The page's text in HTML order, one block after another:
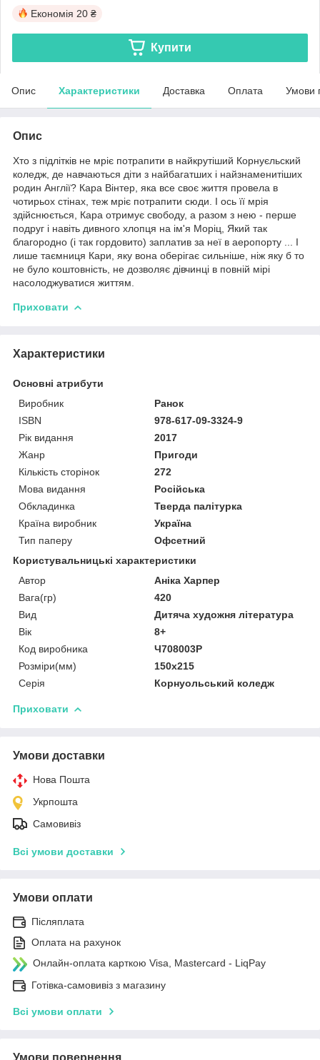
Економія 20 ₴
Купити
Опис Характеристики Доставка Оплата Умови
Опис
Хто з підлітків не мріє потрапити в найкрутіший Корнуєльский
коледж, де навчаються діти з найбагатших і найзнаменитіших
родин Англії? Кара Вінтер, яка все своє життя провела в
чотирьох стінах, теж мріє потрапити сюди. І ось її мрія
здійснюється, Кара отримує свободу, а разом з нею - перше
подруг і навіть дивного хлопця на ім'я Моріц, Який так
благородно (і так гордовито) заплатив за неї в аеропорту ... І
лише таємниця Кари, яку вона оберігає сильніше, ніж яку б то
не було коштовність, не дозволяє дівчинці в повній мірі
насолоджуватися життям.
Приховати
Характеристики
Основні атрибути
Виробник
Ранок
ISBN
978-617-09-3324-9
Рік видання
2017
Жанр
Пригоди
Кількість сторінок
272
Мова видання
Російська
Обкладинка
Тверда палітурка
Країна виробник
Україна
Тип паперу
Офсетний
Користувальницькі характеристики
Автор
Аніка Харпер
Вага(гр)
420
Вид
Дитяча художня література
Вік
8+
Код виробника
Ч708003Р
Розміри(мм)
150х215
Серія
Корнуольський коледж
Приховати
Умови доставки
Нова Пошта
Укрпошта
Самовивіз
Всі умови доставки
Умови оплати
Післяплата
Оплата на рахунок
Онлайн-оплата карткою Visa, Mastercard - LiqPay
Готівка-самовивіз з магазину
Всі умови оплати
Умови повернення